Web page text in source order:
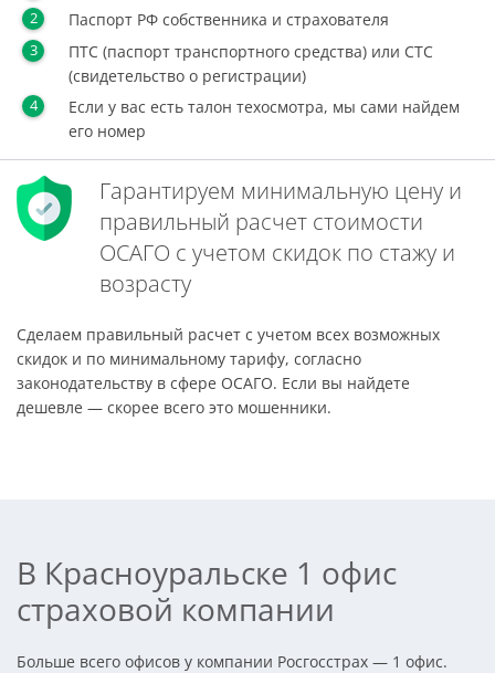
Паспорт РФ собственника и страхователя
ПТС (паспорт транспортного средства) или СТС
(свидетельство о регистрации)
Если у вас есть талон техосмотра, мы сами найдем
его номер
Гарантируем минимальную цену и
правильный расчет стоимости
ОСАГО с учетом скидок по стажу и
возрасту
Сделаем правильный расчет с учетом всех возможных
скидок и по минимальному тарифу, согласно
законодательству в сфере ОСАГО. Если вы найдете
дешевле — скорее всего это мошенники.
В Красноуральске 1 офис
страховой компании
Больше всего офисов у компании Росгосстрах — 1 офис.